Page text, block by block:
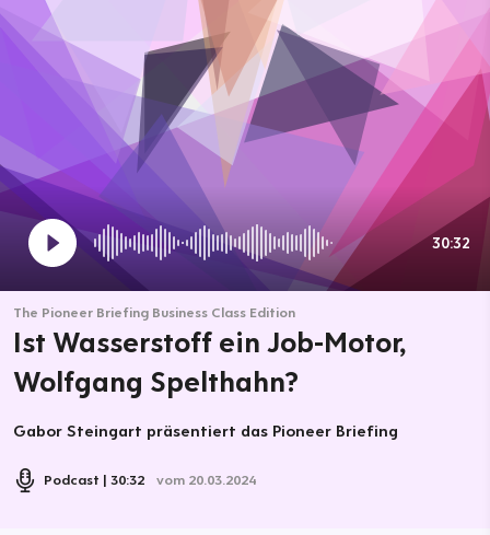
30:32
The Pioneer Briefing Business Class Edition
Ist Wasserstoff ein Job-Motor,
Wolfgang Spelthahn?
Gabor Steingart präsentiert das Pioneer Briefing
Podcast 30:32 vom 20.03.2024